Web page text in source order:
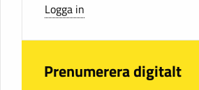
Logga in
Prenumerera digitalt